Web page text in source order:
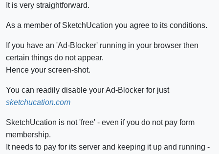
It is very straightforward.
As a member of SketchUcation you agree to its conditions.
If you have an 'Ad-Blocker' running in your browser then
certain things do not appear.
Hence your screen-shot.
You can readily disable your Ad-Blocker for just
sketchucation.com
SketchUcation is not 'free' - even if you do not pay form
membership.
It needs to pay for its server and keeping it up and running -